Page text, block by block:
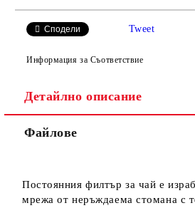
Ние ще се свържем с вас в рамките на
Сподели Tweet
Информация за Съответствие
Детайлно описание
Файлове
Постоянния филтър за чай е
мрежа от неръждаема стомана с